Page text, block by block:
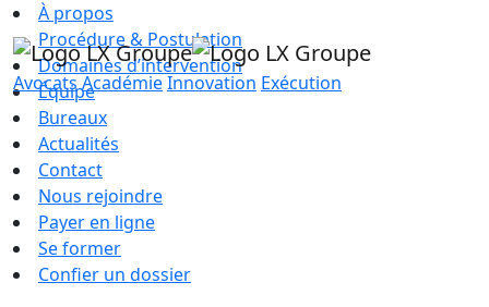
AvocatsAcadémieInnovation Exécution
À propos
Procédure & Postulation
Domaines d’intervention
Équipe
Bureaux
Actualités
Contact
Nous rejoindre
Payer en ligne
Se former
Confier un dossier